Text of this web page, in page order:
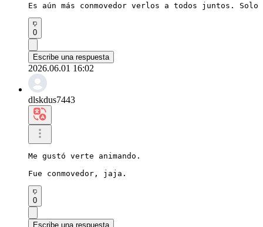
Es aún más conmovedor verlos a todos juntos.
0
Escribe una respuesta
2026.06.01 16:02
dlskdus7443
Me gustó verte animando.
Fue conmovedor, jaja.
0
Escribe una respuesta